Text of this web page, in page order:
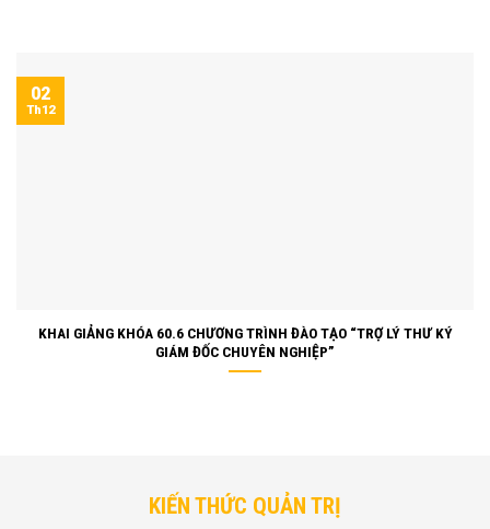
KHAI GIẢNG KHÓA 60.6 CHƯƠNG TRÌNH ĐÀO TẠO “TRỢ LÝ THƯ KÝ
GIÁM ĐỐC CHUYÊN NGHIỆP”
02
Th12
KIẾN THỨC QUẢN TRỊ